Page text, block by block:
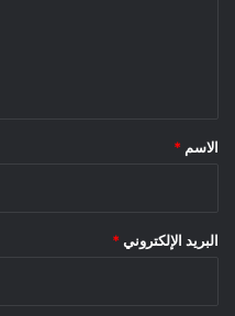
*
الاسم *
البريد الإلكتروني *